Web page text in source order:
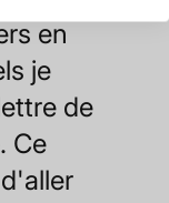
en
je
de
Ce